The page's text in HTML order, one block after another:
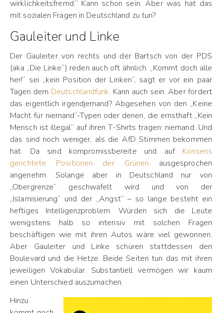
wirklichkeitsfremd.“ Kann schon sein. Aber was hat das
mit sozialen Fragen in Deutschland zu tun?
Gauleiter und Linke
Der Gauleiter von rechts und der Bartsch von der PDS
(aka „Die Linke“) reden auch oft ähnlich. „Kommt doch alle
her!“ sei „kein Position der Linken“, sagt er vor ein paar
Tagen dem Deutschlandfunk. Kann auch sein. Aber fordert
das eigentlich irgendjemand? Abgesehen von den „Keine
Macht für niemand“-Typen oder denen, die ernsthaft „Kein
Mensch ist illegal“ auf ihren T-Shirts tragen: niemand. Und
das sind noch weniger, als die AfD Stimmen bekommen
hat. Da sind kompromissbereite und auf Konsens
gerichtete Positionen der Grünen ausgesprochen
angenehm. Solange aber in Deutschland nur von
„Obergrenze“ geschwafelt wird und von der
„Islamisierung“ und der „Angst“ – so lange besteht ein
heftiges Intelligenzproblem. Würden sich die Leute
wenigstens halb so intensiv mit solchen Fragen
beschäftigen wie mit ihren Autos wäre viel gewonnen.
Aber Gauleiter und Linke schüren stattdessen den
Boulevard und die Hetze. Beide Seiten tun das mit ihren
jeweiligen Vokabular. Substantiell vermögen wir kaum
einen Unterschied auszumachen.
Hinzu